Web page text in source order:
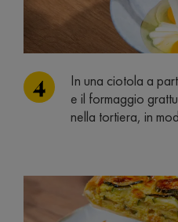
In una ciotola a
e il formaggio
nella tortiera, in